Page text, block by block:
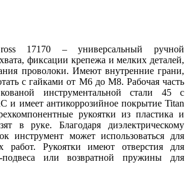
17170 – универсальный ручной
фиксации крепежа и мелких деталей,
проволоки. Имеют внутренние грани,
с гайками от М6 до М8. Рабочая часть
инструментальной стали 45 с
и имеет антикоррозийное покрытие Titan
рукоятки из пластика и
в руке. Благодаря диэлектрическому
инструмент может использоваться для
работ. Рукоятки имеют отверстия для
подвеса или возвратной пружины для